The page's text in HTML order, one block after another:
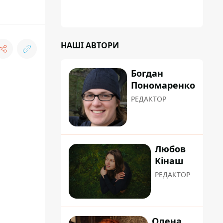
НАШІ АВТОРИ
Богдан
Пономаренко
РЕДАКТОР
Любов
Кінаш
РЕДАКТОР